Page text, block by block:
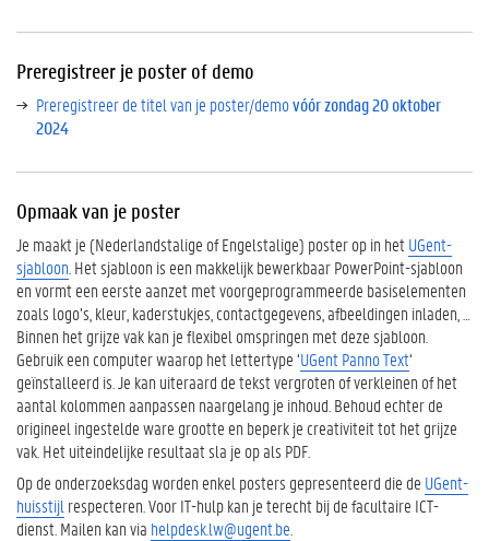
o
d
e
m
O
m
a
a
k
v
a
n
j
e
p
o
s
t
e
Preregistreer je poster of demo
Preregistreer de titel van je poster/demovóór zondag 20 oktober
2024
Opmaak van je poster
Je maakt je (Nederlandstalige of Engelstalige) poster op in hetUGent-
sjabloon . Het sjabloon is een makkelijk bewerkbaar PowerPoint-sjabloon
en vormt een eerste aanzet met voorgeprogrammeerde basiselementen
zoals logo’s, kleur, kaderstukjes, contactgegevens, afbeeldingen inladen, …
Binnen het grijze vak kan je flexibel omspringen met deze sjabloon.
Gebruik een computer waarop het lettertype ‘UGent Panno Text‘
geïnstalleerd is. Je kan uiteraard de tekst vergroten of verkleinen of het
aantal kolommen aanpassen naargelang je inhoud. Behoud echter de
origineel ingestelde ware grootte en beperk je creativiteit tot het grijze
vak. Het uiteindelijke resultaat sla je op als PDF.
Op de onderzoeksdag worden enkel posters gepresenteerd die de UGent-
huisstijl respecteren. Voor IT-hulp kan je terecht bij de facultaire ICT-
dienst. Mailen kan via helpdesk.lw@ugent.be